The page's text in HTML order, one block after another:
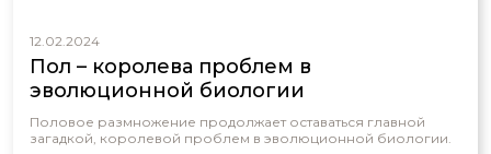
12.02.2024
Пол – королева проблем в
эволюционной биологии
Половое размножение продолжает оставаться главной
загадкой, королевой проблем в эволюционной биологии.